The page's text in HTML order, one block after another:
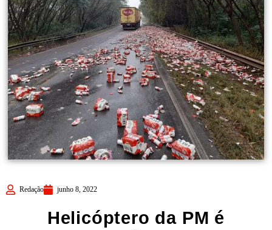
Redação junho 8, 2022
Helicóptero da PM é